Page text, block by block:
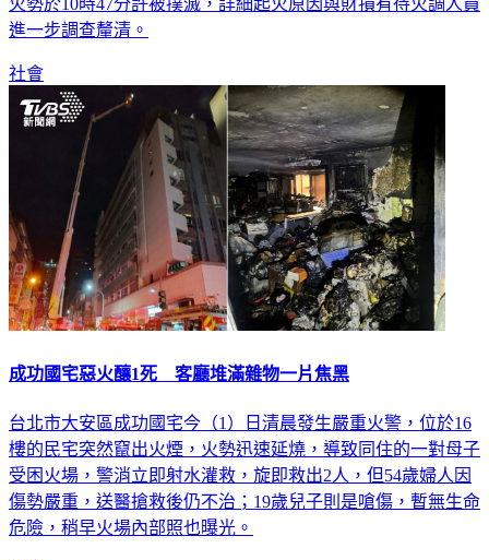
火勢於10時47分許被撲滅，詳細起火原因與財損有待火調人員
進一步調查釐清。
社會
成功國宅惡火釀1死 客廳堆滿雜物一片焦黑
台北市大安區成功國宅今（1）日清晨發生嚴重火警，位於16
樓的民宅突然竄出火煙，火勢迅速延燒，導致同住的一對母子
受困火場，警消立即射水灌救，旋即救出2人，但54歲婦人因
傷勢嚴重，送醫搶救後仍不治；19歲兒子則是嗆傷，暫無生命
危險，稍早火場內部照也曝光。